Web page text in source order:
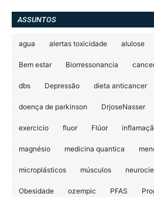
ASSUNTOS
agua alertas toxicidade alulose
Bem estar Biorressonancia
dbs Depressão dieta anticancer
doença de parkinson DrjoseNasser
exercicio fluor Flúor
magnésio medicina quantica
microplásticos músculos
Obesidade ozempic PFAS